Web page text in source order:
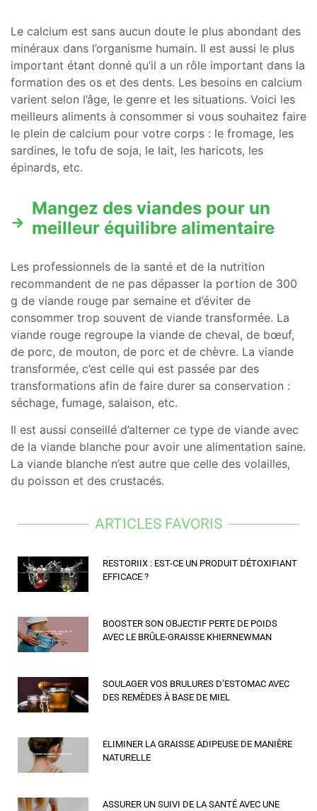
Le calcium est sans aucun doute le plus abondant des
minéraux dans l’organisme humain. Il est aussi le plus
important étant donné qu’il a un rôle important dans la
formation des os et des dents. Les besoins en calcium
varient selon l’âge, le genre et les situations. Voici les
meilleurs aliments à consommer si vous souhaitez faire
le plein de calcium pour votre corps : le fromage, les
sardines, le tofu de soja, le lait, les haricots, les
épinards, etc.
Mangez des viandes pour un
meilleur équilibre alimentaire
Les professionnels de la santé et de la nutrition
recommandent de ne pas dépasser la portion de 300
g de viande rouge par semaine et d’éviter de
consommer trop souvent de viande transformée. La
viande rouge regroupe la viande de cheval, de bœuf,
de porc, de mouton, de porc et de chèvre. La viande
transformée, c’est celle qui est passée par des
transformations afin de faire durer sa conservation :
séchage, fumage, salaison, etc.
Il est aussi conseillé d’alterner ce type de viande avec
de la viande blanche pour avoir une alimentation saine.
La viande blanche n’est autre que celle des volailles,
du poisson et des crustacés.
ARTICLES FAVORIS
RESTORIIX : EST-CE UN PRODUIT DÉTOXIFIANT
EFFICACE ?
BOOSTER SON OBJECTIF PERTE DE POIDS
AVEC LE BRÛLE-GRAISSE KHIERNEWMAN
SOULAGER VOS BRULURES D’ESTOMAC AVEC
DES REMÈDES À BASE DE MIEL
ELIMINER LA GRAISSE ADIPEUSE DE MANIÈRE
NATURELLE
ASSURER UN SUIVI DE LA SANTÉ AVEC UNE